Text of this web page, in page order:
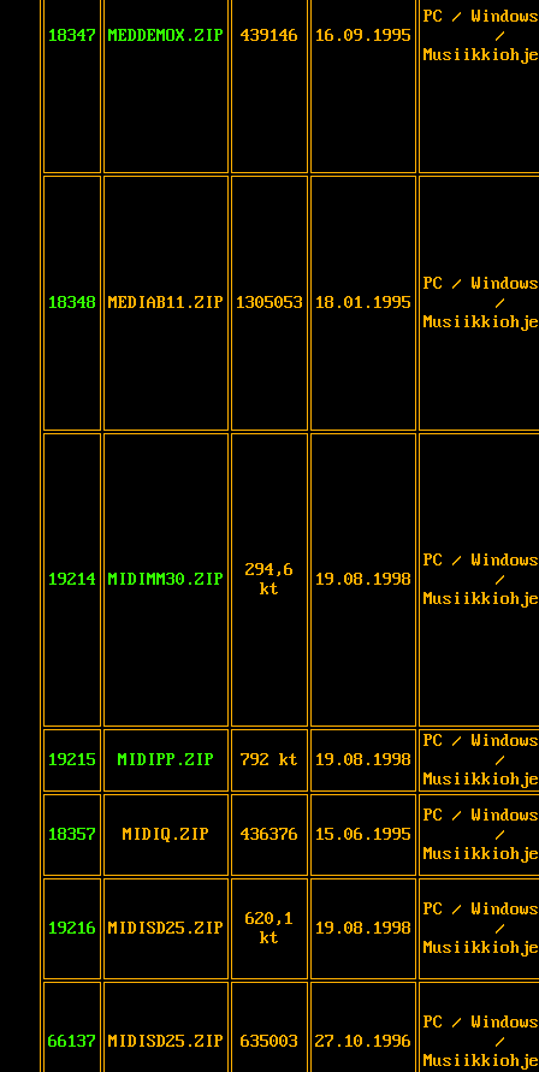
18347 MEDDEMOX.ZIP 439146 16.09.1995
PC /
/
18348 MEDIAB11.ZIP 1305053 18.01.1995
PC /
/
19214 MIDIMM30.ZIP
294,6
kt
19.08.1998
PC /
/
19215 MIDIPP.ZIP 792 kt 19.08.1998
PC /
/
18357 MIDIQ.ZIP 436376 15.06.1995
PC /
/
19216 MIDISD25.ZIP
620,1
kt
19.08.1998
PC /
/
66137 MIDISD25.ZIP 635003 27.10.1996
PC /
/